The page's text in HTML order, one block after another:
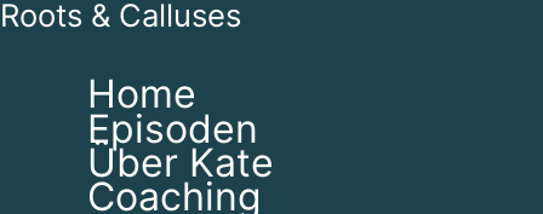
Roots & Calluses
Home
Episoden
Über Kate
Coaching